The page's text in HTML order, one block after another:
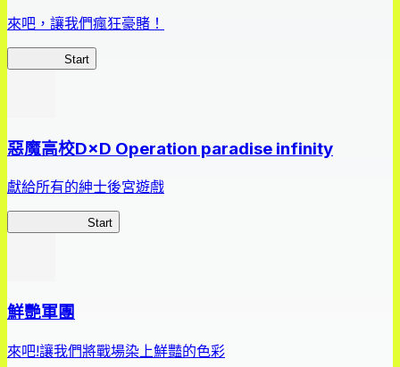
來吧，讓我們瘋狂豪賭！
Start
惡魔高校D×D Operation paradise infinity
獻給所有的紳士後宮遊戲
Start
鮮艷軍團
來吧!讓我們將戰場染上鮮豔的色彩